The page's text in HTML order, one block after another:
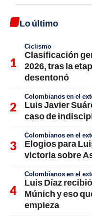
Lo último
Ciclismo
Clasificación
2026, tras la
desentonó
Colombianos en el
Luis Javier
caso de
Colombianos en el
Elogios para
victoria sobre
Colombianos en el
Luis Díaz
Múnich y eso
empieza